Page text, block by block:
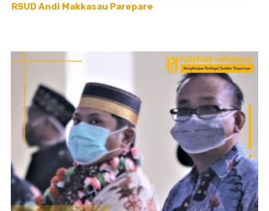
RSUD Andi Makkasau Parepare